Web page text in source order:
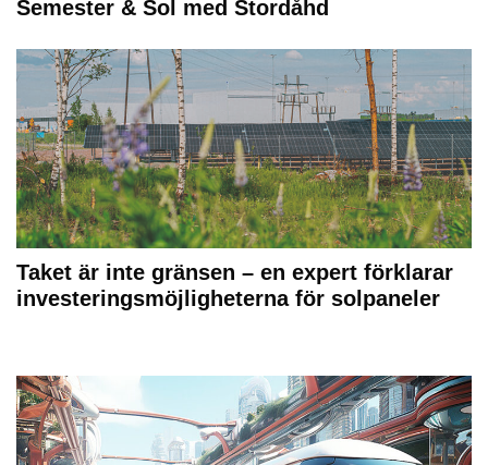
Semester & Sol med Stordåhd
Taket är inte gränsen – en expert förklarar
investeringsmöjligheterna för solpaneler